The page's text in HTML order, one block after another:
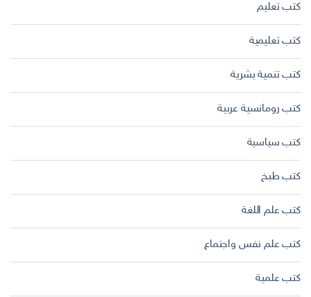
كتب تعليم
كتب تعليمية
كتب تنمية بشرية
كتب رومانسية عربية
كتب سياسية
كتب طبخ
كتب علم اللغة
كتب علم نفس واجتماع
كتب علمية